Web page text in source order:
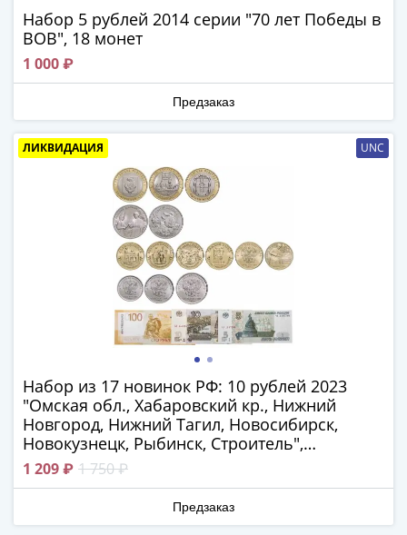
1993
1994
1995
1997
2004
2010
Америка
Африка
Европа
СНГ
Балтии
Набор 5 рублей 2014 серии "70 лет Победы в
ВОВ", 18 монет
1 000 ₽
Предзаказ
ЛИКВИДАЦИЯ UNC
Набор из 17 новинок РФ: 10 рублей 2023
"Омская обл., Хабаровский кр., Нижний
Новгород, Нижний Тагил, Новосибирск,
Новокузнецк, Рыбинск, Строитель",
регулярные 1, 2, 5, 10 рублей и 25 рублей
"Смешарики", "Аленький цветочек" +
банкноты 5, 10 и 100 рублей
1 209 ₽ 1 750 ₽
Предзаказ